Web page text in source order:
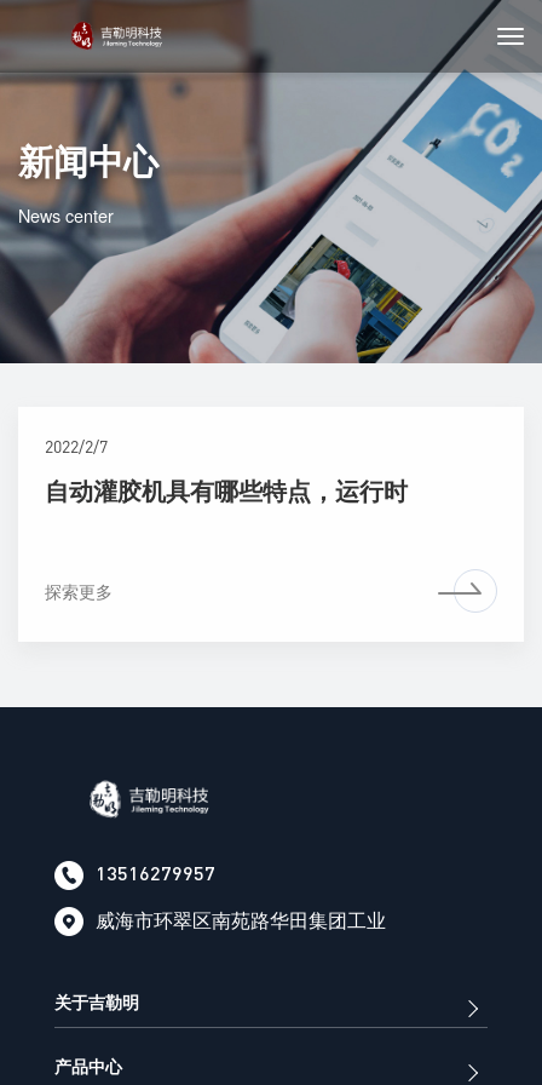
新闻中心
News center
2022/2/7
自动灌胶机具有哪些特点，运行时
探索更多
13516279957
威海市环翠区南苑路华田集团工业
关于吉勒明
产品中心